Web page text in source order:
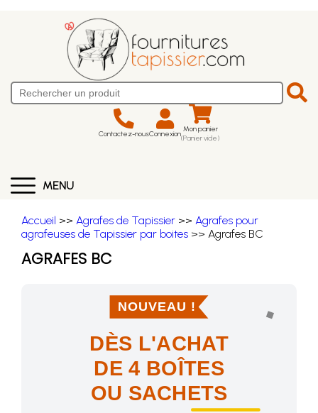
Contactez-nousConnexion Mon panier
(Panier vide)
MENU
Accueil >> Agrafes de Tapissier >> Agrafes pour
agrafeuses de Tapissier par boites >> Agrafes BC
AGRAFES BC
NOUVEAU !
DÈS L'ACHAT
DE 4 BOÎTES
OU SACHETS